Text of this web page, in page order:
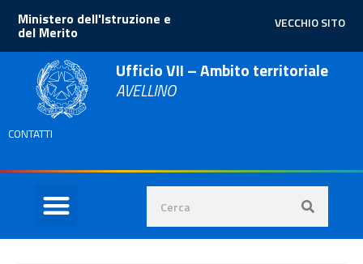
VECCHIO SITO
Ministero dell'Istruzione e
del Merito
Ufficio VII – Ambito territoriale
AVELLINO
CONTATTI